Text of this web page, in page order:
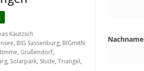
Kautzsch
, BIG Sassenburg, BIGmitN
, Grußendorf,
, Solarpark, Stüde, Triangel,
Nachname